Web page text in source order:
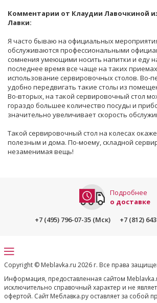
Комментарии от Клаудии Лавочкиной
Лавки:
Я часто бываю на официальных
обслуживаются профессиональными
сомнения умеющими носить напитки и еду
последнее время все чаще на таких
использование сервировочных столов. Во-
удобно передвигать такие столы из
Во-вторых, на такой сервировочный стол
гораздо большее количество посуды и
значительно увеличивает скорость
Такой сервировочный стол на колесах
полезным и дома. По-моему, складной
незаменимая вещь!
Подробнее
о доставке
+7 (495) 796-07-35 (Мск)
+7 (812)
Copyright © Meblavka.ru 2026 г. Все права
Информация, предоставленная сайтом
исключительно справочный характер и не
офертой. Сайт Меблавка.ру оставляет за собой